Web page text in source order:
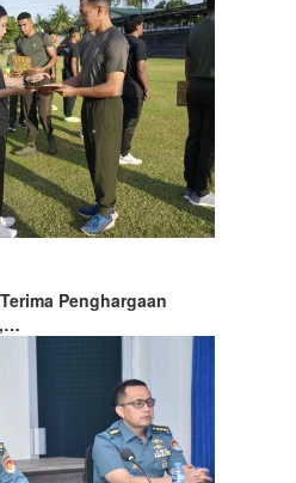
Penghargaan